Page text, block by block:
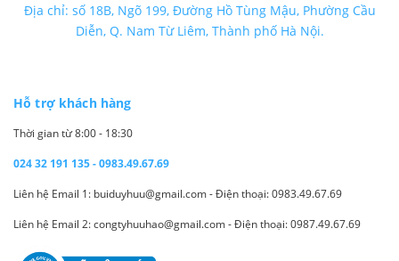
Địa chỉ: số 18B, Ngõ 199, Đường Hồ Tùng Mậu, Phường Cầu
Diễn, Q. Nam Từ Liêm, Thành phố Hà Nội.
Hỗ trợ khách hàng
Thời gian từ 8:00 - 18:30
024 32 191 135 - 0983.49.67.69
Liên hệ Email 1: buiduyhuu@gmail.com - Điện thoại: 0983.49.67.69
Liên hệ Email 2: congtyhuuhao@gmail.com - Điện thoại: 0987.49.67.69